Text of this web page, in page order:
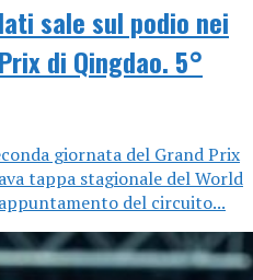
sale sul podio nei
di Qingdao. 5°
giornata del Grand Prix
tappa stagionale del World
del circuito...